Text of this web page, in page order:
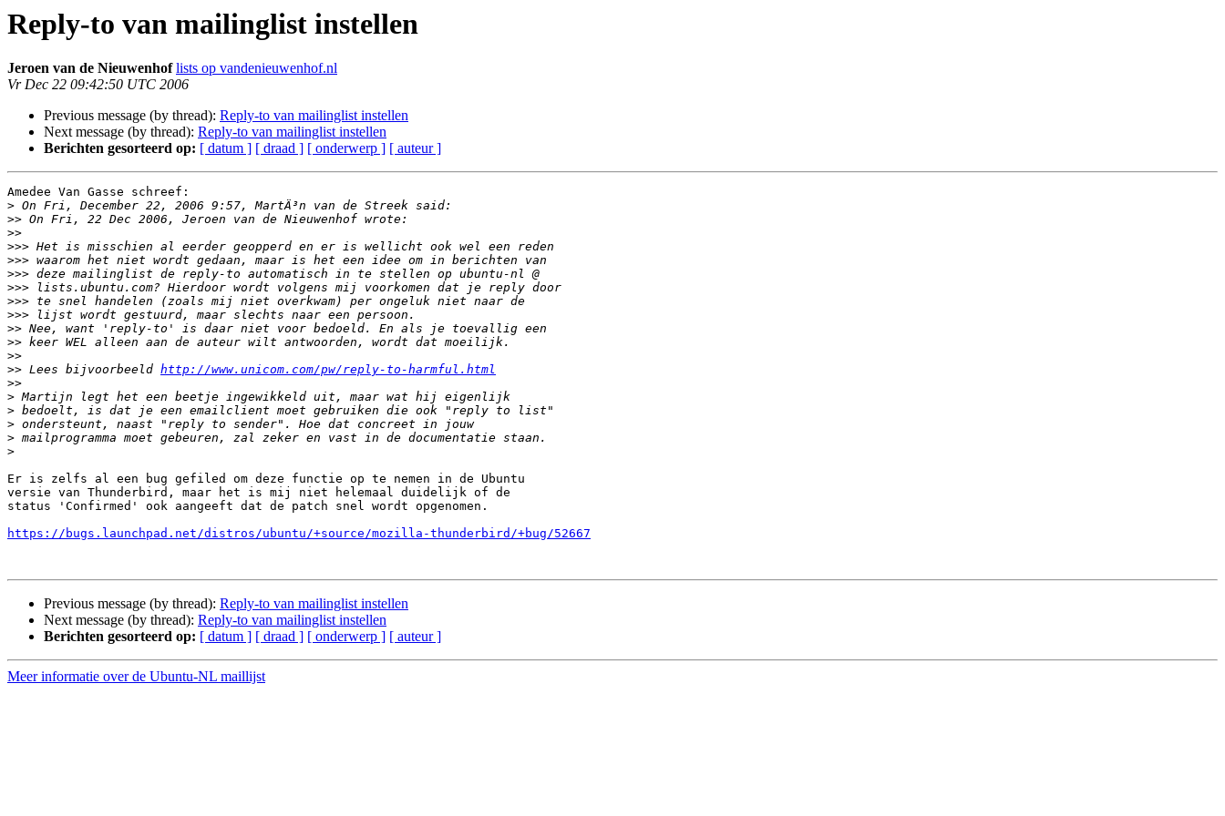
Reply-to van mailinglist instellen
Jeroen van de Nieuwenhof lists op vandenieuwenhof.nl
Vr Dec 22 09:42:50 UTC 2006
Previous message (by thread): Reply-to van mailinglist instellen
Next message (by thread): Reply-to van mailinglist instellen
Berichten gesorteerd op: [ datum ] [ draad ] [ onderwerp ] [ auteur ]
Amedee Van Gasse schreef:
>
>>
>>
>>>
>>>
>>>
>>>
>>>
>>>
>>
>>
>>
>> Lees bijvoorbeeld http://www.unicom.com/pw/reply-to-harmful.html
>>
>
>
>
>
>
Er is zelfs al een bug gefiled om deze functie op te nemen in de Ubuntu
versie van Thunderbird, maar het is mij niet helemaal duidelijk of de
status 'Confirmed' ook aangeeft dat de patch snel wordt opgenomen.
https://bugs.launchpad.net/distros/ubuntu/+source/mozilla-thunderbird/+bug/52667
Previous message (by thread): Reply-to van mailinglist instellen
Next message (by thread): Reply-to van mailinglist instellen
Berichten gesorteerd op: [ datum ] [ draad ] [ onderwerp ] [ auteur ]
Meer informatie over de Ubuntu-NL maillijst